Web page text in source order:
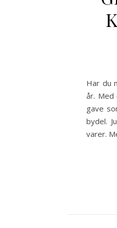
Har du
år. Med
gave
bydel.
varer.